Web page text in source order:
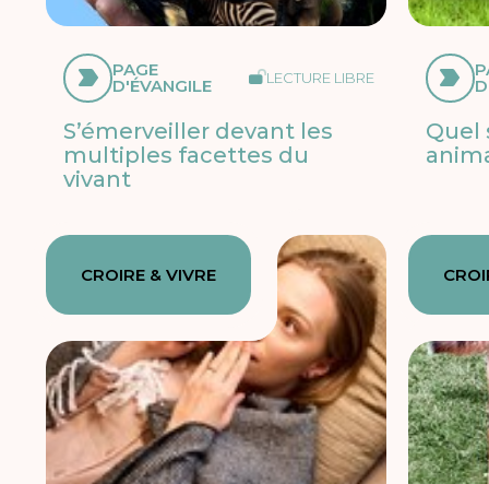
PAGE
D'ÉVANGILE LECTURE LIBRE
S’émerveiller devant les
multiples facettes du
vivant
Quel
CROIRE & VIVRE